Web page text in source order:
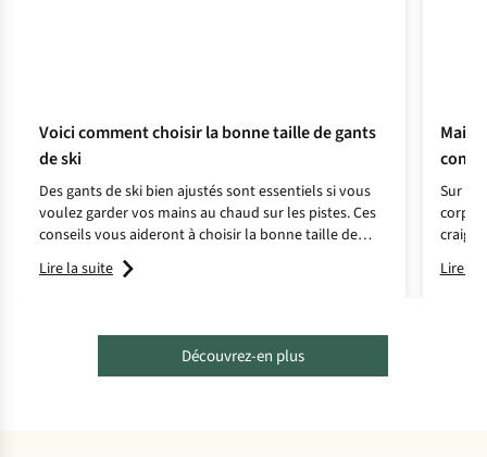
Voici comment choisir la bonne taille de gants
de ski
Des gants de ski bien ajustés sont essentiels si vous
voulez garder vos mains au chaud sur les pistes. Ces
conseils vous aideront à choisir la bonne taille de
gants en trois étapes !
Lire la suite
Sur
Lire la
Découvrez-en plus